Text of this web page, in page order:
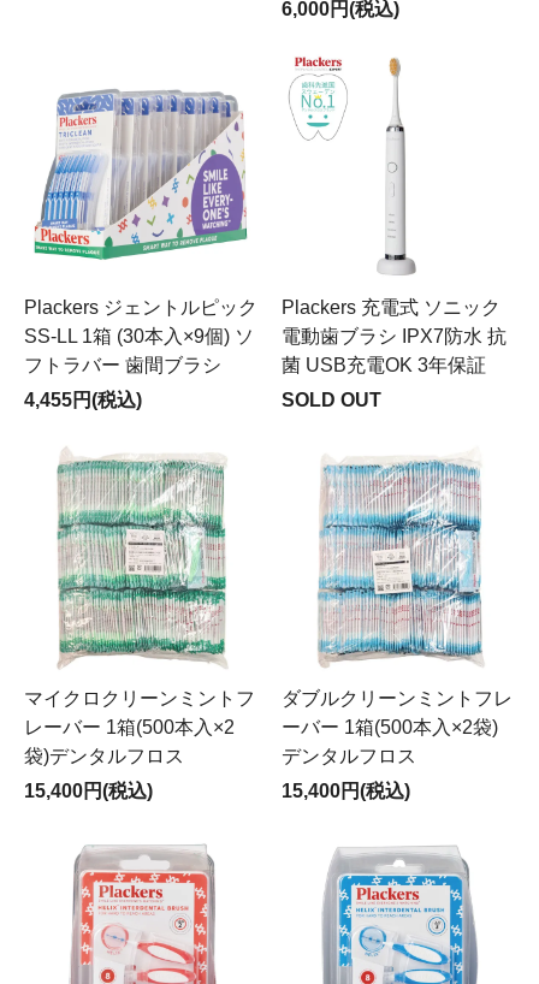
6,000円(税込)
Plackers ジェントルピック
SS-LL 1箱 (30本入×9個) ソ
フトラバー 歯間ブラシ
4,455円(税込)
Plackers 充電式 ソニック
電動歯ブラシ IPX7防水 抗
菌 USB充電OK 3年保証
SOLD OUT
マイクロクリーンミントフ
レーバー 1箱(500本入×2
袋)デンタルフロス
15,400円(税込)
ダブルクリーンミントフレ
ーバー 1箱(500本入×2袋)
デンタルフロス
15,400円(税込)